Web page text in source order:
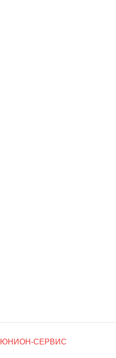
ЮНИОН-СЕРВИС